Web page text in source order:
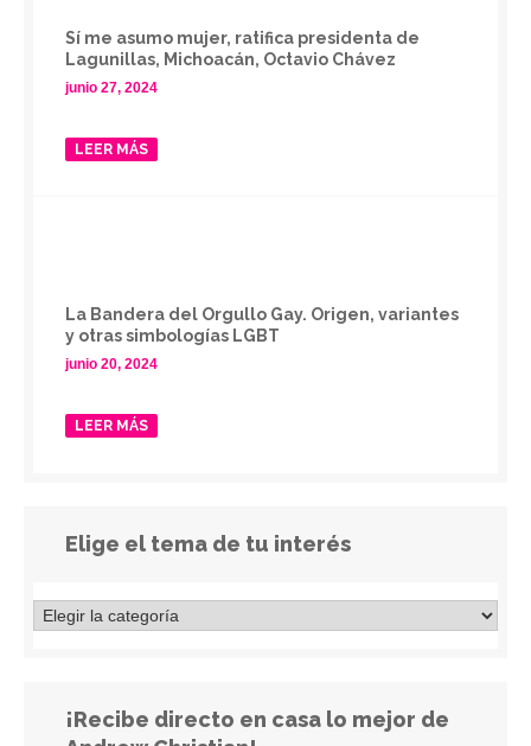
Sí me asumo mujer, ratifica presidenta de
Lagunillas, Michoacán, Octavio Chávez
junio 27, 2024
LEER MÁS
La Bandera del Orgullo Gay. Origen, variantes
y otras simbologías LGBT
junio 20, 2024
LEER MÁS
Elige el tema de tu interés
¡Recibe directo en casa lo mejor de